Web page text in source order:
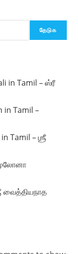
தேடுக
in Tamil – ஸ்ரீ
in Tamil –
Tamil – ஶ்ரீ
வைத்தியநாத